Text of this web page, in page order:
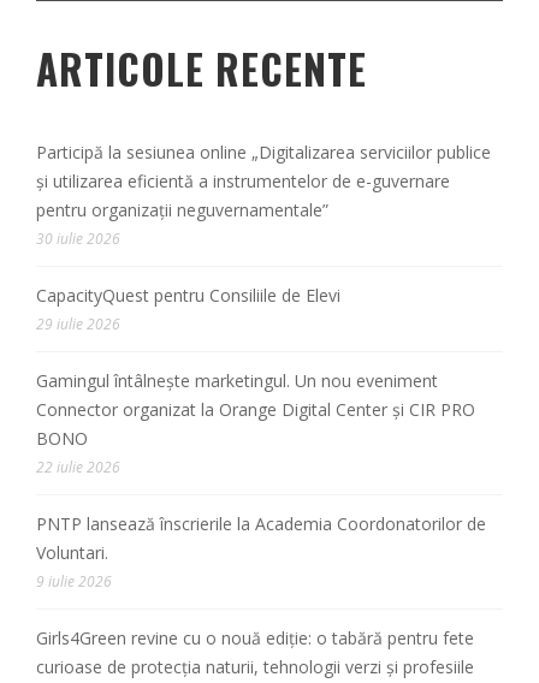
ARTICOLE RECENTE
Participă la sesiunea online „Digitalizarea serviciilor publice
și utilizarea eficientă a instrumentelor de e-guvernare
pentru organizații neguvernamentale”
30 iulie 2026
CapacityQuest pentru Consiliile de Elevi
29 iulie 2026
Gamingul întâlnește marketingul. Un nou eveniment
Connector organizat la Orange Digital Center și CIR PRO
BONO
22 iulie 2026
PNTP lansează înscrierile la Academia Coordonatorilor de
Voluntari.
9 iulie 2026
Girls4Green revine cu o nouă ediție: o tabără pentru fete
curioase de protecția naturii, tehnologii verzi și profesiile